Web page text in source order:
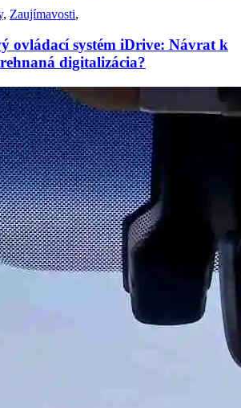
, Zaujímavosti,
ovládací systém iDrive: Návrat k
digitalizácia?